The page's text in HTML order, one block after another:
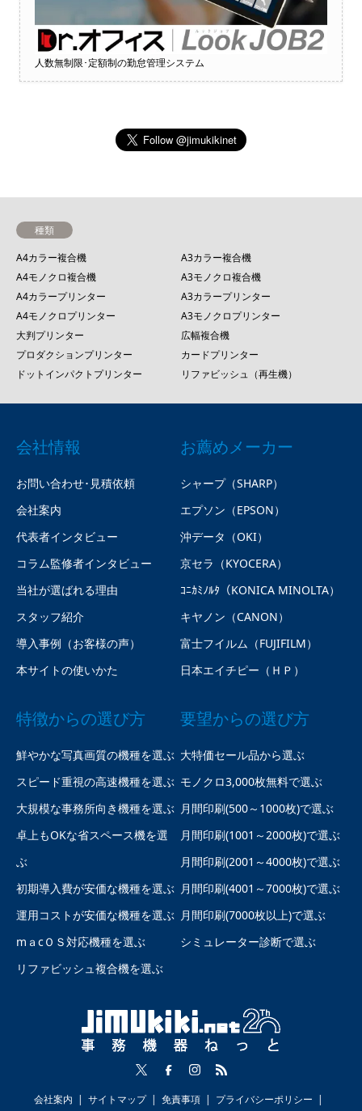
人数無制限･定額制の勤怠管理システム
種類
A4カラー複合機
A3カラー複合機
A4モノクロ複合機
A3モノクロ複合機
A4カラープリンター
A3カラープリンター
A4モノクロプリンター
A3モノクロプリンター
大判プリンター
広幅複合機
プロダクションプリンター
カードプリンター
ドットインパクトプリンター
リファビッシュ（再生機）
会社情報
お問い合わせ･見積依頼
会社案内
代表者インタビュー
コラム監修者インタビュー
当社が選ばれる理由
スタッフ紹介
導入事例（お客様の声）
本サイトの使いかた
お薦めメーカー
シャープ（SHARP）
エプソン（EPSON）
沖データ（OKI）
京セラ（KYOCERA）
ｺﾆｶﾐﾉﾙﾀ（KONICA MINOLTA）
キヤノン（CANON）
富士フイルム（FUJIFILM）
日本エイチピー（ＨＰ）
特徴からの選び方
鮮やかな写真画質の機種を選ぶ
スピード重視の高速機種を選ぶ
大規模な事務所向き機種を選ぶ
卓上もOKな省スペース機を選
ぶ
初期導入費が安価な機種を選ぶ
運用コストが安価な機種を選ぶ
mａcＯＳ対応機種を選ぶ
リファビッシュ複合機を選ぶ
要望からの選び方
大特価セール品から選ぶ
モノクロ3,000枚無料で選ぶ
月間印刷(500～1000枚)で選ぶ
月間印刷(1001～2000枚)で選ぶ
月間印刷(2001～4000枚)で選ぶ
月間印刷(4001～7000枚)で選ぶ
月間印刷(7000枚以上)で選ぶ
シミュレーター診断で選ぶ
会社案内 サイトマップ 免責事項 プライバシーポリシー